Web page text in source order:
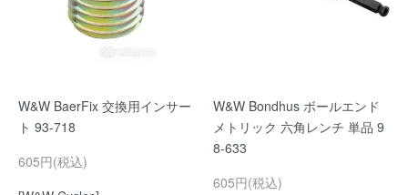
W&W BaerFix 交換用インサー
ト 93-718
605円(税込)
W&W Bondhus ボールエンド
メトリック 六角レンチ 単品 9
8-633
605円(税込)